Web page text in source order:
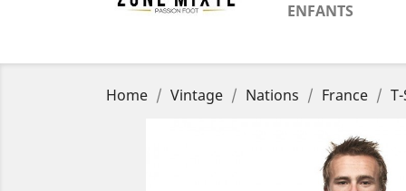
ENFANTS
Home Vintage Nations France